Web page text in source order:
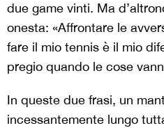
due game vinti. Ma
onesta: «Affrontare le
fare il mio tennis è il mio
pregio quando le cose
In queste due frasi, un
incessantemente lungo